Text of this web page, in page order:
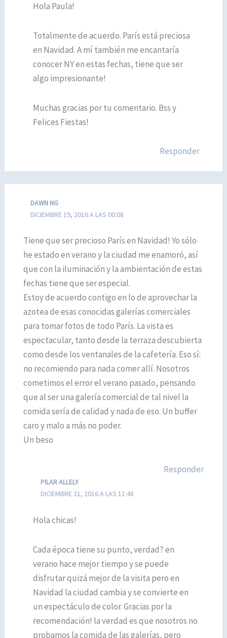
Hola Paula!
Totalmente de acuerdo. París está preciosa
en Navidad. A mí también me encantaría
conocer NY en estas fechas, tiene que ser
algo impresionante!
Muchas gracias por tu comentario. Bss y
Felices Fiestas!
Responder
DAWN NG
DICIEMBRE 19, 2016 A LAS 00:08
Tiene que ser precioso París en Navidad! Yo sólo
he estado en verano y la ciudad me enamoró, así
que con la iluminación y la ambientación de estas
fechas tiene que ser especial.
Estoy de acuerdo contigo en lo de aprovechar la
azotea de esas conocidas galerías comerciales
para tomar fotos de todo París. La vista es
espectacular, tanto desde la terraza descubierta
como desde los ventanales de la cafetería. Eso sí:
no recomiendo para nada comer allí. Nosotros
cometimos el error el verano pasado, pensando
que al ser una galería comercial de tal nivel la
comida sería de calidad y nada de eso. Un buffer
caro y malo a más no poder.
Un beso
Responder
PILAR ALLELY
DICIEMBRE 21, 2016 A LAS 11:48
Hola chicas!
Cada época tiene su punto, verdad? en
verano hace mejor tiempo y se puede
disfrutar quizá mejor de la visita pero en
Navidad la ciudad cambia y se convierte en
un espectáculo de color. Gracias por la
recomendación! la verdad es que nosotros no
probamos la comida de las galerías, pero